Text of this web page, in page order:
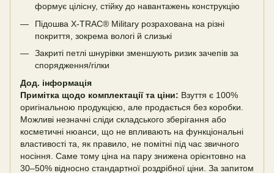
формує цілісну, стійку до навантажень конструкцію
Підошва X-TRAC® Military розрахована на різні
покриття, зокрема вологі й слизькі
Закриті петлі шнурівки зменшують ризик зачепів за
спорядження/гілки
Дод. інформація
Примітка щодо комплектації та ціни: Взуття є 100%
оригінальною продукцією, але продається без коробки.
Можливі незначні сліди складського зберігання або
косметичні нюанси, що не впливають на функціональні
властивості та, як правило, не помітні під час звичного
носіння. Саме тому ціна на пару знижена орієнтовно на
30–50% відносно стандартної роздрібної ціни. За запитом